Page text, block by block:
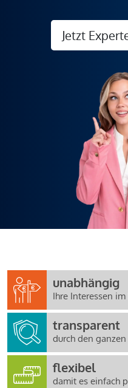
Jetzt
unabhängig
Ihre Interessen
transparent
durch den ganzen
flexibel
damit es einfach